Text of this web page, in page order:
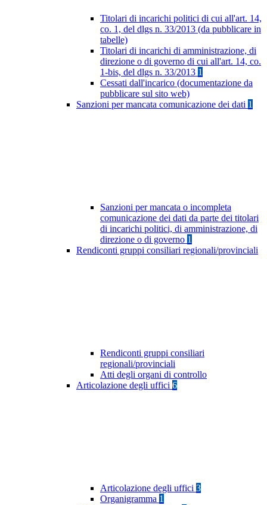
Titolari di incarichi politici di cui all'art. 14,
co. 1, del dlgs n. 33/2013 (da pubblicare in
tabelle)
Titolari di incarichi di amministrazione, di
direzione o di governo di cui all'art. 14, co.
1-bis, del dlgs n. 33/2013 1
Cessati dall'incarico (documentazione da
pubblicare sul sito web)
Sanzioni per mancata comunicazione dei dati 1
Sanzioni per mancata o incompleta
comunicazione dei dati da parte dei titolari
di incarichi politici, di amministrazione, di
direzione o di governo 1
Rendiconti gruppi consiliari regionali/provinciali
Rendiconti gruppi consiliari
regionali/provinciali
Atti degli organi di controllo
Articolazione degli uffici 6
Articolazione degli uffici 3
Organigramma 1